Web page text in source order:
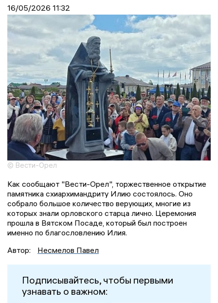
16/05/2026 11:32
© Вести-Орел
Как сообщают "Вести-Орел", торжественное открытие
памятника схиархимандриту Илию состоялось. Оно
собрало большое количество верующих, многие из
которых знали орловского старца лично. Церемония
прошла в Вятском Посаде, который был построен
именно по благословлению Илия.
Автор:
Несмелов Павел
Подписывайтесь, чтобы первыми
узнавать о важном: